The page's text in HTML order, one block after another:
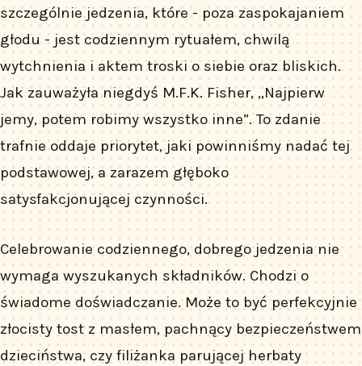
szczególnie jedzenia, które - poza zaspokajaniem
głodu - jest codziennym rytuałem, chwilą
wytchnienia i aktem troski o siebie oraz bliskich.
Jak zauważyła niegdyś M.F.K. Fisher, „Najpierw
jemy, potem robimy wszystko inne”. To zdanie
trafnie oddaje priorytet, jaki powinniśmy nadać tej
podstawowej, a zarazem głęboko
satysfakcjonującej czynności.
Celebrowanie codziennego, dobrego jedzenia nie
wymaga wyszukanych składników. Chodzi o
świadome doświadczanie. Może to być perfekcyjnie
złocisty tost z masłem, pachnący bezpieczeństwem
dzieciństwa, czy filiżanka parującej herbaty